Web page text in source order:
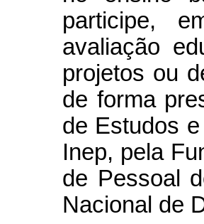
participe,
avaliação
projetos ou
de forma
de Estudos
Inep, pela
de Pessoal
Nacional de